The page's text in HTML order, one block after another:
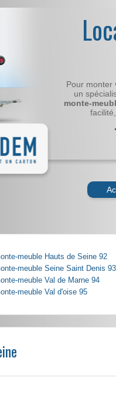
Pour monter
un
monte-
meuble Hauts de Seine 92
meuble Seine Saint Denis 93
meuble Val de Marne 94
meuble Val d'oise 95